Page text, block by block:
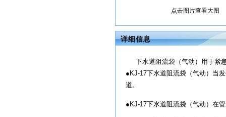
点击图片查看大图
详细信息
下水道阻流袋（气动）用于紧
●KJ-17下水道阻流袋（气动）当
道。
●KJ-17下水道阻流袋（气动）在